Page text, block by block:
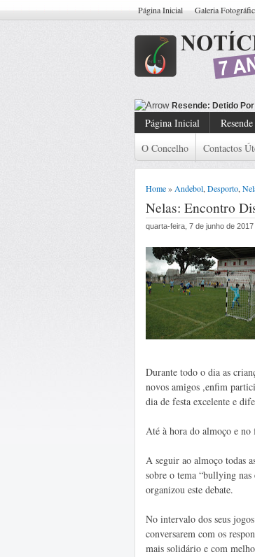
Página Inicial Galeria
Resende: Detid
Página Inicial Resende
O Concelho
Contactos
Home» Andebol Desporto
Nelas: Encontro
quarta-feira, 7 de junho de
Durante todo o dia as
novos amigos ,enfim
dia de festa excelente e
Até à hora do almoço e no
A seguir ao almoço todas
sobre o tema “bullying nas
organizou este debate.
No intervalo dos seus
conversarem com os
mais solidário e com